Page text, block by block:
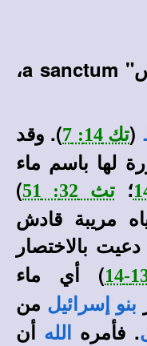
معناه "مقدس" a sanctum،
(تك 14: 7
). وقد
لها باسم ماء
؛تث 32: 51
)
مريبة قادش
بالاختصار
) أي ماء
بنو إسرائيل من
. فأمره الله أن